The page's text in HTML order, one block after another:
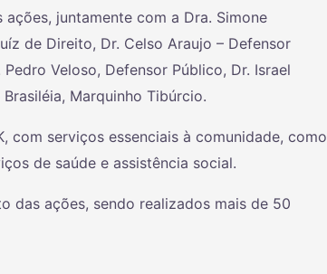
juntamente com a Dra. Simone
de Direito, Dr. Celso Araujo – Defensor
Veloso, Defensor Público, Dr. Israel
Marquinho Tibúrcio.
com serviços essenciais à comunidade, como
de saúde e assistência social.
das ações, sendo realizados mais de 50